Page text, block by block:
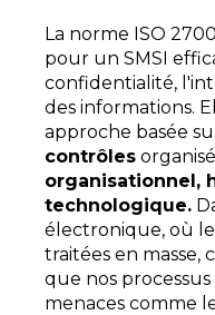
La norme ISO
pour un SMSI
confidentialité,
des informations.
approche basée
contrôles
organisationnel,
technologique.
électronique, où
traitées en masse,
que nos
menaces comme